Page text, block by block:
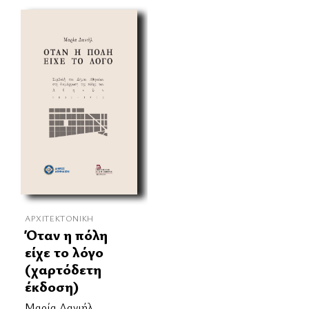
ΑΡΧΙΤΕΚΤΟΝΙΚΉ
Όταν η πόλη
είχε το λόγο
(χαρτόδετη
έκδοση)